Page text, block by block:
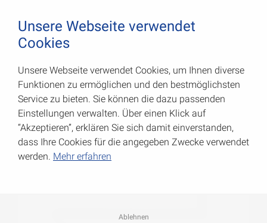
V-Line Konsolen
Art.-Nr.: 000147240W
Unsere Webseite verwendet
Cookies
Unsere Webseite verwendet Cookies, um Ihnen diverse
Funktionen zu ermöglichen und den bestmöglichsten
Service zu bieten. Sie können die dazu passenden
Einstellungen verwalten. Über einen Klick auf
“Akzeptieren”, erklären Sie sich damit einverstanden,
dass Ihre Cookies für die angegeben Zwecke verwendet
werden. Mehr erfahren
Ablehnen